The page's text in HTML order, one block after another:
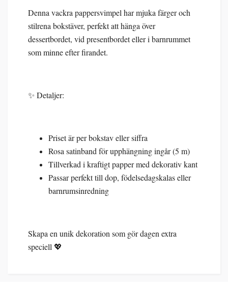
Denna vackra pappersvimpel har mjuka färger och
stilrena bokstäver, perfekt att hänga över
dessertbordet, vid presentbordet eller i barnrummet
som minne efter firandet.
✨ Detaljer:
Priset är per bokstav eller siffra
Rosa satinband för upphängning ingår (5 m)
Tillverkad i kraftigt papper med dekorativ kant
Passar perfekt till dop, födelsedagskalas eller
barnrumsinredning
Skapa en unik dekoration som gör dagen extra
speciell 💖